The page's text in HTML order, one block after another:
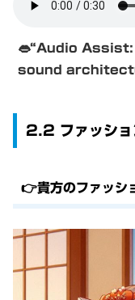
👄“Audio
sound
2.2 ファッショ
👉貴方のファッシ